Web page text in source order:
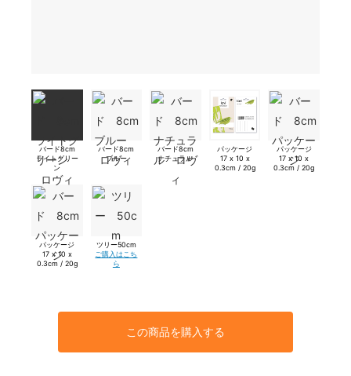
バード8cm
ライトグリー
ン
バード8cm
ブルー
バード8cm
ナチュラル
パッケージ
17 x 10 x
0.3cm / 20g
パッケージ
17 x 10 x
0.3cm / 20g
パッケージ
17 x 10 x
0.3cm / 20g
ツリー50cm
ご購入はこち
ら
この商品を購入する